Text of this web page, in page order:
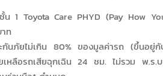
น 1 Toyota Care PHYD (Pay How
ท
กันภัยไม่เกิน 80% ของมูลค่ารถ (ขึ้นอยู่กั
เหลือรถเสียฉุกเฉิน 24 ชม. ไม่รวม พ.ร.